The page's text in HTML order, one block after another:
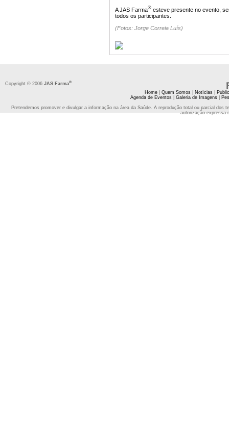
A JAS Farma® esteve presente no evento,
todos os participantes.
(Fotos: Jorge Correia Luís)
Copyright © 2006 JAS Farma®
Home| Quem Somos| Notícias|
Agenda de Eventos| Galeria de Imagens|
Pretendemos promover e divulgar a informação na área da Saúde. A reprodução total ou parcial
autorização expressa